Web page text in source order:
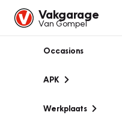
Vakgarage
Van Gompel
Occasions
APK
Werkplaats